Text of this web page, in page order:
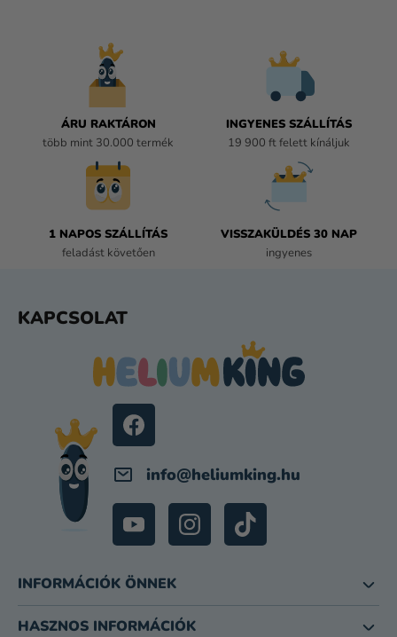
ÁRU RAKTÁRON
több mint 30.000 termék
INGYENES SZÁLLÍTÁS
19 900 ft felett kínáljuk
1 NAPOS SZÁLLÍTÁS
feladást követően
VISSZAKÜLDÉS 30 NAP
ingyenes
KAPCSOLAT
info@heliumking.hu
INFORMÁCIÓK ÖNNEK
HASZNOS INFORMÁCIÓK